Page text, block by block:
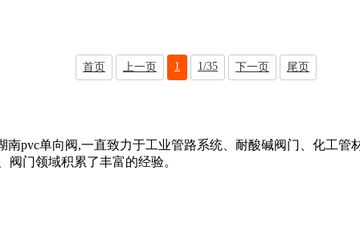
首页 上一页 1 1/35 下一页 尾页
pvc单向阀,一直致力于工业管路系统、耐酸碱阀门、化工管
门领域积累了丰富的经验。